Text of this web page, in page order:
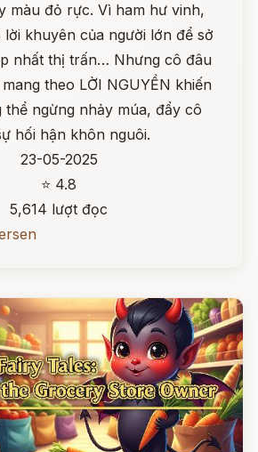
màu đỏ rực. Vì ham hư vinh,
lời khuyên của người lớn để sở
nhất thị trấn… Nhưng cô đâu
theo LỜI NGUYỀN khiến
ngừng nhảy múa, đẩy cô
hối hận khôn nguôi.
23-05-2025
⭐ 4.8
5,614 lượt đọc